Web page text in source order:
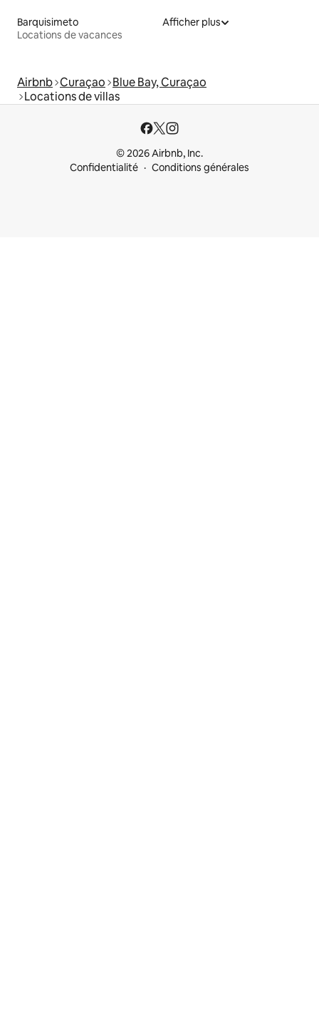
Barquisimeto
Locations de vacances
Afficher plus
Airbnb Curaçao Blue Bay, Curaçao
Locations de villas
© 2026 Airbnb, Inc.
Confidentialité
Conditions générales